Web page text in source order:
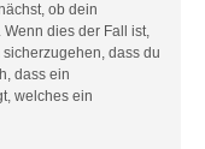
ob dein
dies der Fall ist,
dass du
dass ein
welches ein